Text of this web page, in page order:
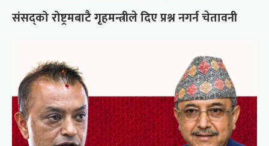
संसद्को रोष्ट्रमबाटै गृहमन्त्रीले दिए प्रश्न नगर्न चेतावनी